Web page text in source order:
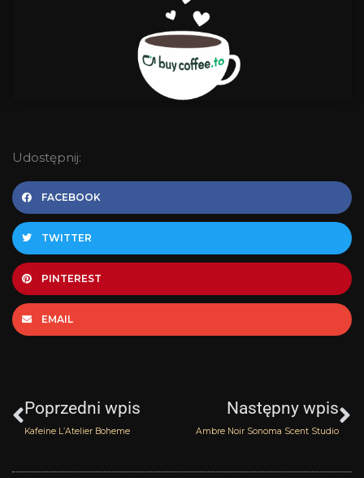
Udostępnij:
FACEBOOK
TWITTER
PINTEREST
EMAIL
Poprzedni wpis
Kafeine L’Atelier Boheme
Następny wpis
Ambre Noir Sonoma Scent Studio